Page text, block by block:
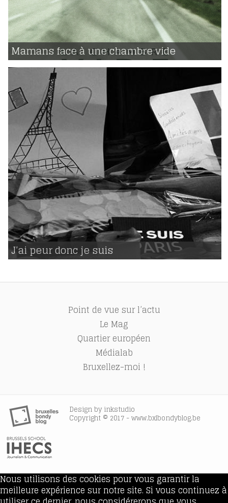
Mamans face à une chambre vide
voir
28 | 11 | 2016
588
J’ai peur donc je suis
voir
20 | 11 | 2015
1179
Point de vue sur l’actu
Le Mag
Quartier européen
Médialab
Bruxellez-moi !
Design by inkstudio
Copyright © 2017 - www.bxlbondyblog.be
Nous utilisons des cookies pour vous garantir la
meilleure expérience sur notre site. Si vous continuez à